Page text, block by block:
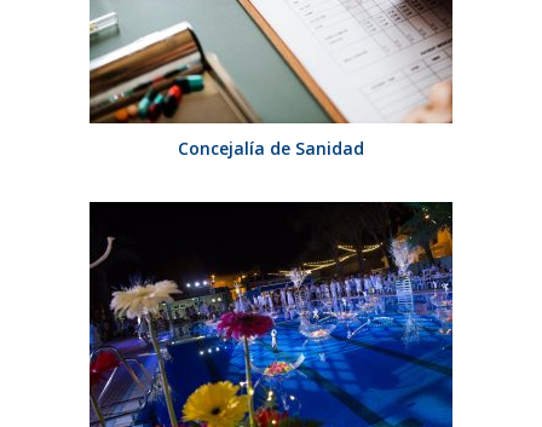
Concejalía de Sanidad